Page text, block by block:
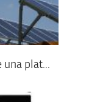
una plat...